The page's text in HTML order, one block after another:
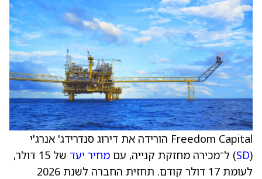
Freedom Capital הורידה את דירוג סנדרידג' אנרג'י
(
SD) ל־מכירה מחזקת קנייה, עם מחיר יעד
של 15 דולר,
לעומת 17 דולר קודם. תחזית החברה לשנת 2026